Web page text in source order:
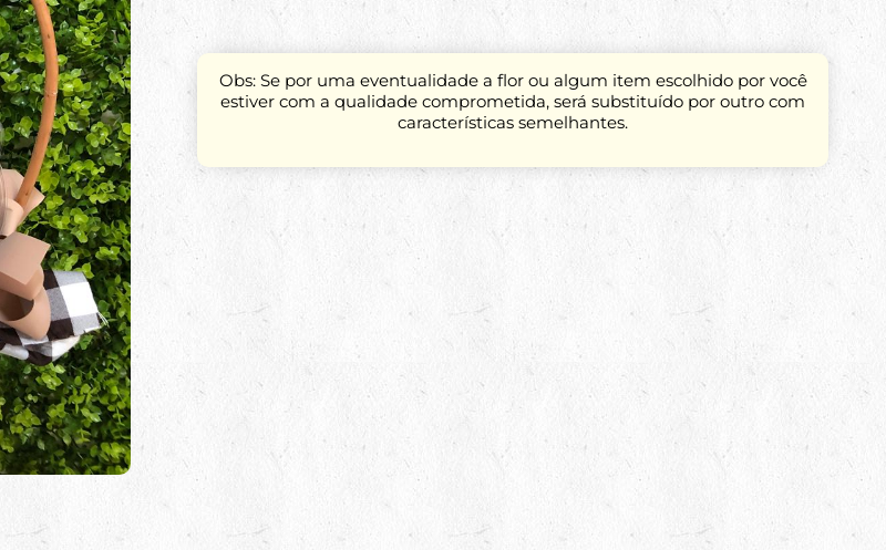
Obs: Se por uma eventualidade a flor ou algum item escolhido por você
estiver com a qualidade comprometida, será substituído por outro com
características semelhantes.